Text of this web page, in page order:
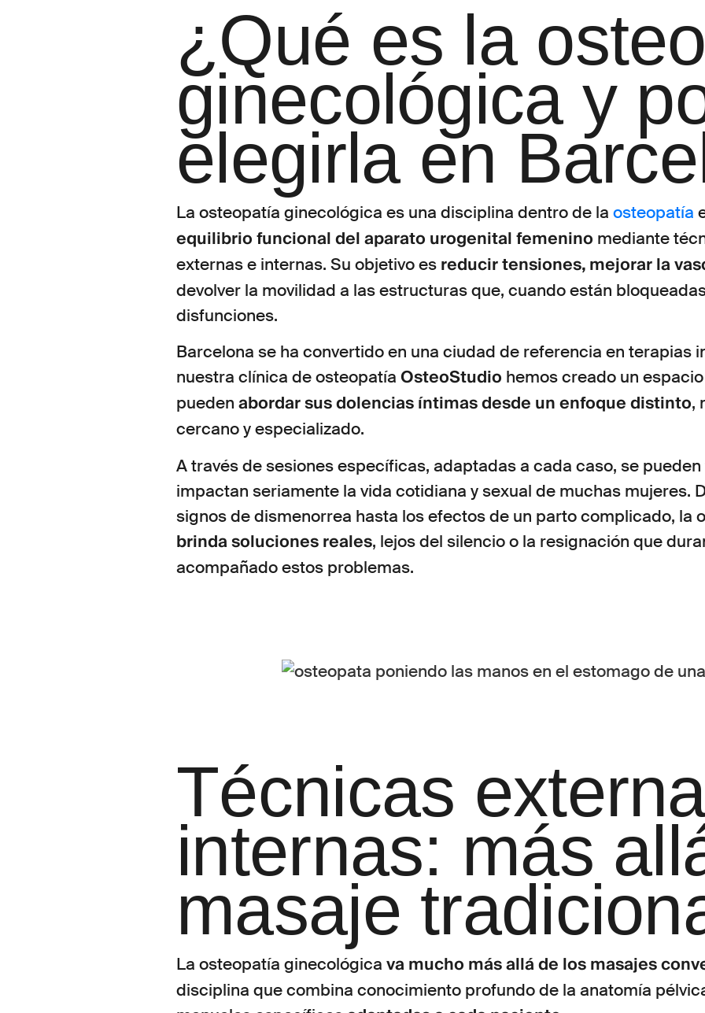
¿Qué es la
ginecológica y
elegirla en
La osteopatía ginecológica es una disciplina dentro de la osteopatía
equilibrio funcional del aparato urogenital femenino mediante
externas e internas. Su objetivo es reducir tensiones, mejorar la
devolver la movilidad a las estructuras que, cuando están
disfunciones.
Barcelona se ha convertido en una ciudad de referencia en terapias
nuestra clínica de osteopatía OsteoStudio hemos creado un
pueden abordar sus dolencias íntimas desde un enfoque distinto,
cercano y especializado.
A través de sesiones específicas, adaptadas a cada caso, se
impactan seriamente la vida cotidiana y sexual de muchas mujeres.
signos de dismenorrea hasta los efectos de un parto complicado, la
brinda soluciones reales, lejos del silencio o la resignación que
acompañado estos problemas.
Técnicas
internas: más
masaje
La osteopatía ginecológica va mucho más allá de los masajes
disciplina que combina conocimiento profundo de la anatomía